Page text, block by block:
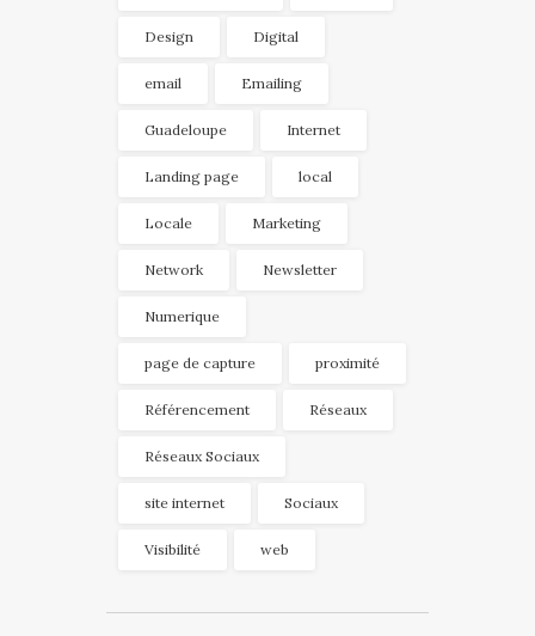
Design Digital
email Emailing
Guadeloupe Internet
Landing page local
Locale Marketing
Network Newsletter
Numerique
page de capture proximité
Référencement Réseaux
Réseaux Sociaux
site internet Sociaux
Visibilité web